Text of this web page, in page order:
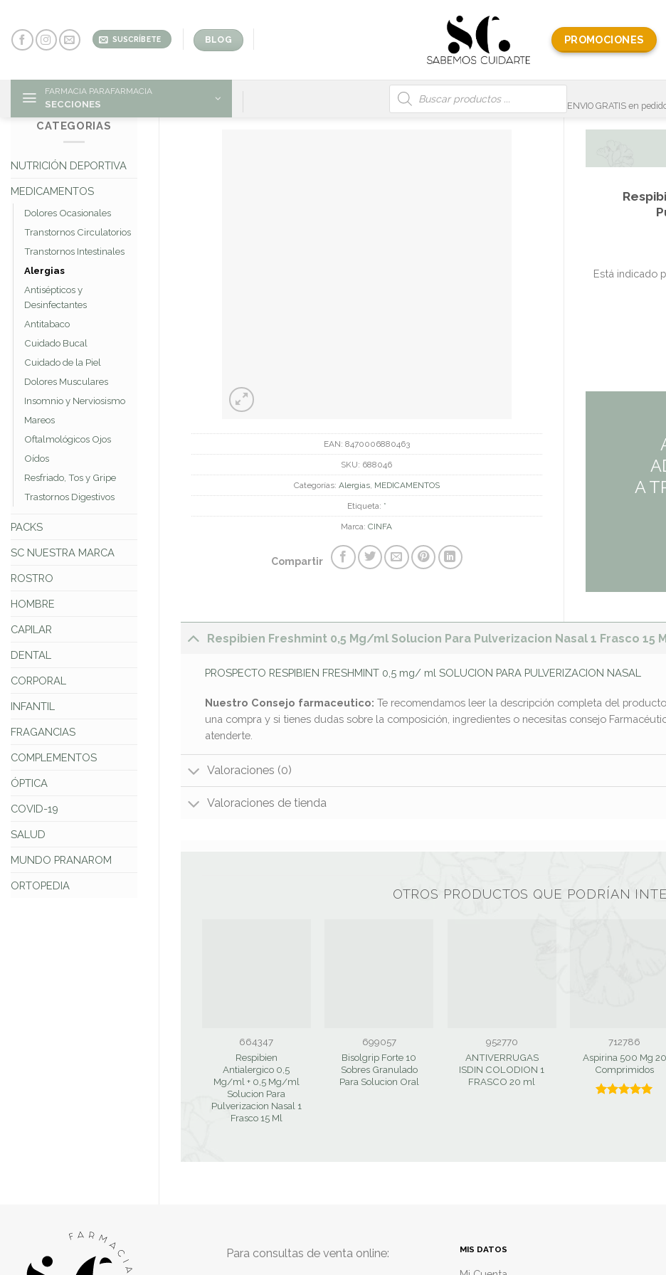
content
SUSCRÍBETE BLOG PROMOCIONES
FARMACIA PARAFARMACIA
SECCIONES
Búsqueda
de
productos
ENVIO GRATIS en
CATEGORIAS
NUTRICIÓN DEPORTIVA
MEDICAMENTOS
Dolores Ocasionales
Transtornos Circulatorios
Transtornos Intestinales
Alergias
Antisépticos y
Desinfectantes
Antitabaco
Cuidado Bucal
Cuidado de la Piel
Dolores Musculares
Insomnio y Nerviosismo
Mareos
Oftalmológicos Ojos
Oídos
Resfriado, Tos y Gripe
Trastornos Digestivos
PACKS
SC NUESTRA MARCA
ROSTRO
HOMBRE
CAPILAR
DENTAL
CORPORAL
INFANTIL
FRAGANCIAS
COMPLEMENTOS
ÓPTICA
COVID-19
SALUD
MUNDO PRANAROM
ORTOPEDIA
EAN: 8470006880463
SKU: 688046
Categorías: Alergias, MEDICAMENTOS
Etiqueta: *
Marca:CINFA
Compartir
Está indicado
A
Respibien Freshmint 0,5 Mg/ml Solucion Para Pulverizacion Nasal 1 Frasco 15
PROSPECTO RESPIBIEN FRESHMINT 0,5 mg/ ml SOLUCION PARA PULVERIZACION NASAL
Nuestro Consejo farmaceutico: Te recomendamos leer la descripción completa del
una compra y si tienes dudas sobre la composición, ingredientes o necesitas consejo
atenderte.
Valoraciones (0)
Valoraciones de tienda
OTROS PRODUCTOS QUE PODRÍAN
664347
Respibien
Antialergico 0,5
Mg/ml + 0,5 Mg/ml
Solucion Para
Pulverizacion Nasal 1
Frasco 15 Ml
699057
Bisolgrip Forte 10
Sobres Granulado
Para Solucion Oral
952770
ANTIVERRUGAS
ISDIN COLODION 1
FRASCO 20 ml
712786
Aspirina 500 Mg 20
Comprimidos
Para consultas de venta online: MIS DATOS